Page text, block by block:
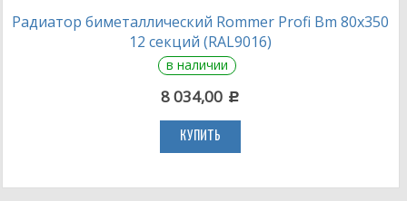
Радиатор биметаллический Rommer Profi Bm 80х350
12 секций (RAL9016)
в наличии
8 034,00 c
КУПИТЬ